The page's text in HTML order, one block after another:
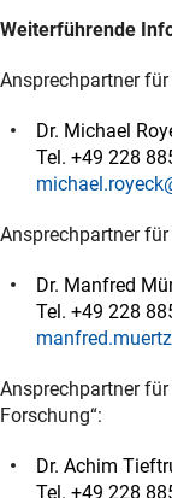
Weiterführende
Ansprechpartner
Dr. Michael
Tel. +49 228
Ansprechpartner für
Dr. Manfred
Tel. +49 228
Ansprechpartner
Forschung“:
Dr. Achim
Tel. +49 228